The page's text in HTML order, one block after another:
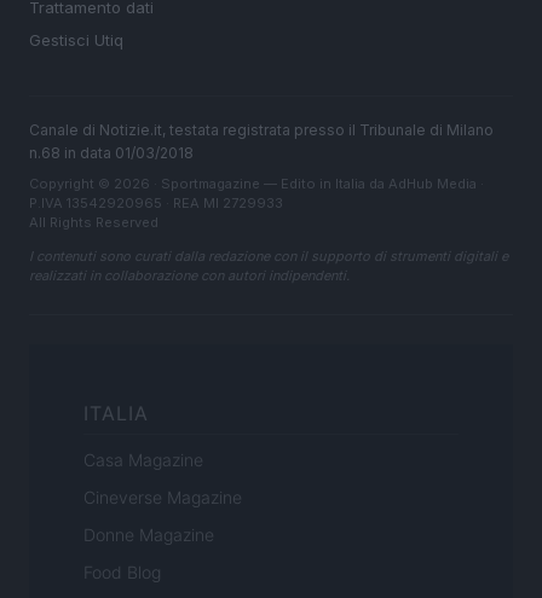
Trattamento dati
Gestisci Utiq
Canale di Notizie.it, testata registrata presso il Tribunale di Milano
n.68 in data 01/03/2018
Copyright © 2026 · Sportmagazine — Edito in Italia da AdHub Media
P.IVA 13542920965 · REA MI 2729933
All Rights Reserved
I contenuti sono curati dalla redazione con il supporto di strumenti digitali e
realizzati in collaborazione con autori indipendenti.
ITALIA
Casa Magazine
Cineverse Magazine
Donne Magazine
Food Blog